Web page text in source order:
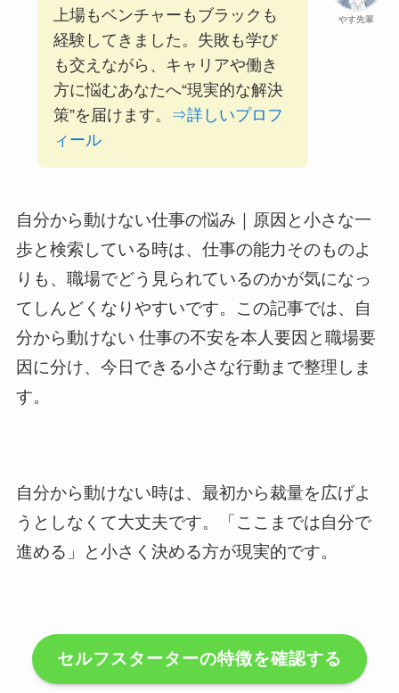
やす先輩
上場もベンチャーもブラックも
経験してきました。失敗も学び
も交えながら、キャリアや働き
方に悩むあなたへ“現実的な解決
策”を届けます。
⇒詳しいプロフ
ィール
自分から動けない仕事の悩み｜原因と小さな一
歩と検索している時は、仕事の能力そのものよ
りも、職場でどう見られているのかが気になっ
てしんどくなりやすいです。この記事では、自
分から動けない 仕事の不安を本人要因と職場要
因に分け、今日できる小さな行動まで整理しま
す。
自分から動けない時は、最初から裁量を広げよ
うとしなくて大丈夫です。「ここまでは自分で
進める」と小さく決める方が現実的です。
セルフスターターの特徴を確認する